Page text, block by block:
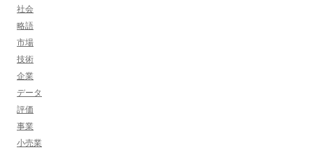
社会
略語
市場
技術
企業
データ
評価
事業
小売業